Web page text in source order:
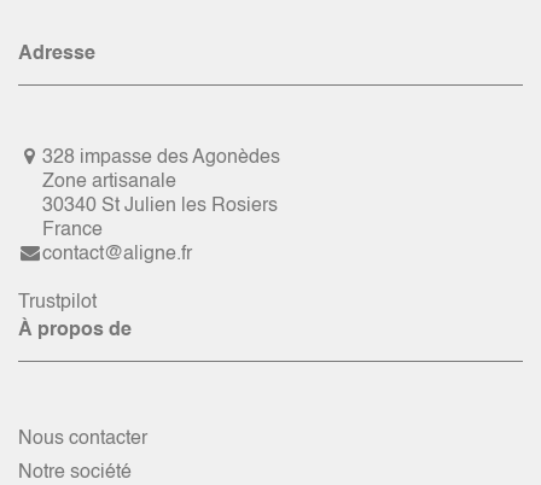
Adresse
328 impasse des Agonèdes
Zone artisanale
30340 St Julien les Rosiers
France
contact@aligne.fr
Trustpilot
À propos de
Nous contacter
Notre société